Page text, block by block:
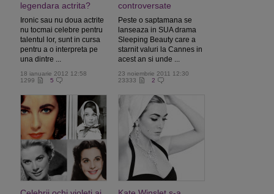
legendara actrita?
Ironic sau nu doua actrite
nu tocmai celebre pentru
talentul lor, sunt in cursa
pentru a o interpreta pe
una dintre ...
18 ianuarie 2012 12:58
1299
5
controversate
Peste o saptamana se
lanseaza in SUA drama
Sleeping Beauty care a
starnit valuri la Cannes in
acest an si unde ...
23 noiembrie 2011 12:30
23333
2